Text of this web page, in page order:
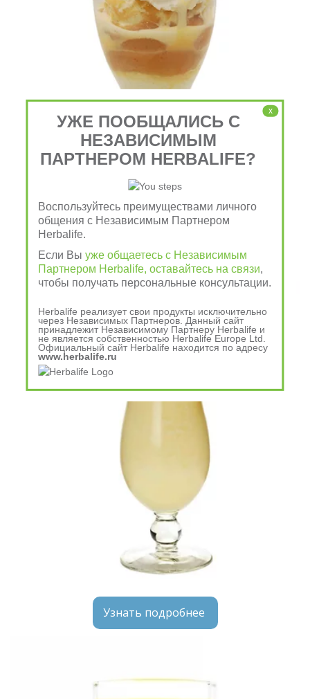
Узнать подробнее
Узнать подробнее
x
УЖЕ ПООБЩАЛИСЬ С
НЕЗАВИСИМЫМ
ПАРТНЕРОМ HERBALIFE?
Воспользуйтесь преимуществами личного
общения с Независимым Партнером
Herbalife.
Если Выуже общаетесь с Независимым
Партнером Herbalife, оставайтесь на связи,
чтобы получать персональные консультации.
Herbalife реализует свои продукты исключительно
через Независимых Партнеров. Данный сайт
принадлежит Независимому Партнеру Herbalife и
не является собственностью Herbalife Europe Ltd.
Официальный сайт Herbalife находится по адресу
www.herbalife.ru